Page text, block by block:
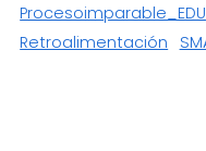
Procesoimparable_EDU
Retroalimentación